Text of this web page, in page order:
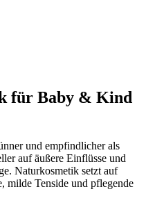
für Baby & Kind
und empfindlicher als
auf äußere Einflüsse und
Naturkosmetik setzt auf
milde Tenside und pflegende